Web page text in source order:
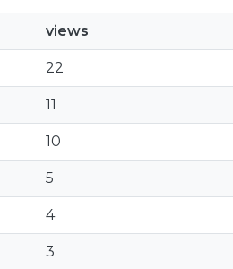
views
22
11
10
5
4
3